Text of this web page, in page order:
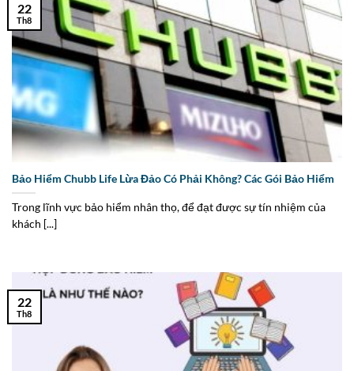
Bảo Hiểm Chubb Life Lừa Đảo Có Phải Không? Các Gói Bảo Hiểm
Trong lĩnh vực bảo hiểm nhân thọ, để đạt được sự tín nhiệm của
khách [...]
22
Th8
22
Th8